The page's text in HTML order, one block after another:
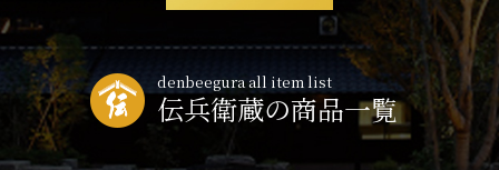
denbeegura all item list
伝兵衛蔵の商品一覧